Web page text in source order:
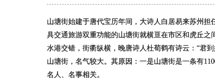
山塘街始建于唐代宝历年间，大诗人白居易来苏州
具交通旅游双重功能的山塘街就横亘在市区和虎丘
水港交错，街衢纵横，晚唐诗人杜荀鹤有诗云：“君
山塘街，名气较大。其原因：一是山塘街是一条有
名人、名事相关。